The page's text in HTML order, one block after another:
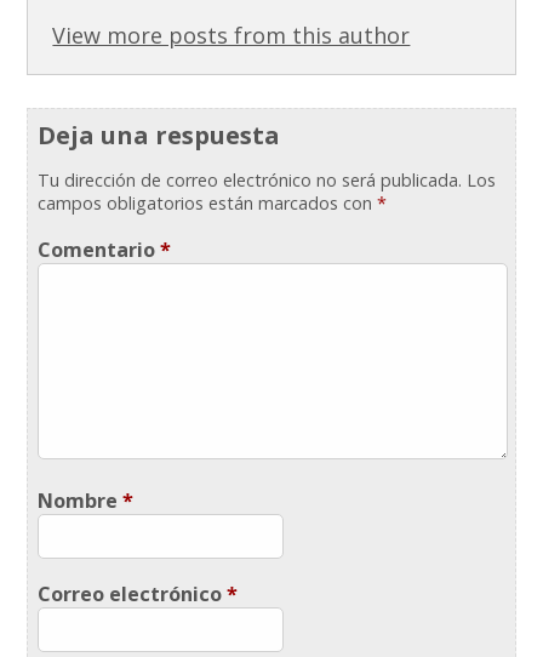
View more posts from this author
Deja una respuesta
Tu dirección de correo electrónico no será publicada. Los
campos obligatorios están marcados con*
Comentario*
Nombre*
Correo electrónico*